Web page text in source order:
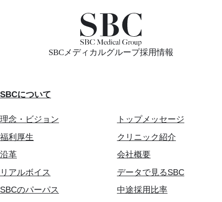
SBCメディカルグループ採用情報
SBCについて
理念・ビジョン
トップメッセージ
福利厚生
クリニック紹介
沿革
会社概要
リアルボイス
データで見るSBC
SBCのパーパス
中途採用比率